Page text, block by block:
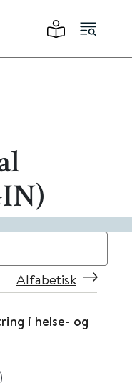
Alfabetisk
i helse- og